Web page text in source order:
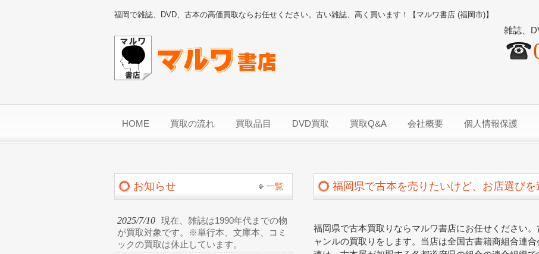
福岡で雑誌、DVD、古本の高価買取ならお任せください。古い雑誌、高く買います！【マルワ書店 (福岡市)】
雑誌、
HOME 買取の流れ 買取品目 DVD買取 買取Q&A 会社概要 個人情報保護
福岡県で古本を売りたいけど、お店選びを
福岡県で古本買取りならマルワ書店にお任せください
ャンルの買取りをします。当店は全国古書籍商組合連
お知らせ 一覧
2025/7/10
現在、雑誌は1990年代までの物
が買取対象です。※単行本、文庫本、コミ
ックの買取は休止しています。